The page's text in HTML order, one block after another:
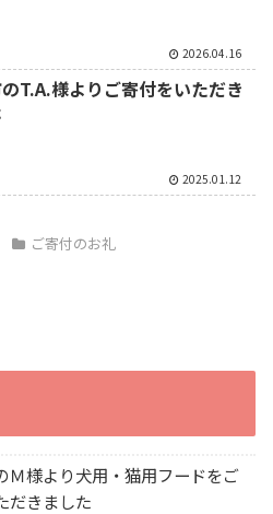
2026.04.16
T.A.様よりご寄付をいただき
2025.01.12
ご寄付のお礼
Ｍ様より犬用・猫用フードをご
だきました